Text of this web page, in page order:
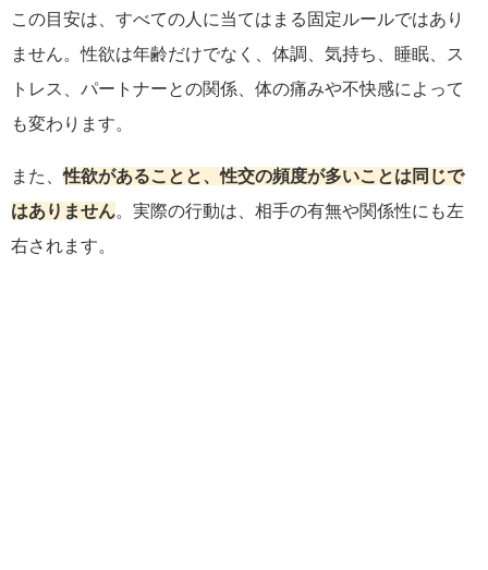
この目安は、すべての人に当てはまる固定ルールではあり
ません。性欲は年齢だけでなく、体調、気持ち、睡眠、ス
トレス、パートナーとの関係、体の痛みや不快感によって
も変わります。
また、性欲があることと、性交の頻度が多いことは同じで
はありません。実際の行動は、相手の有無や関係性にも左
右されます。